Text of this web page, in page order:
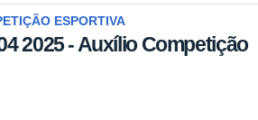
ESPORTIVA
2025 - Auxílio Competição